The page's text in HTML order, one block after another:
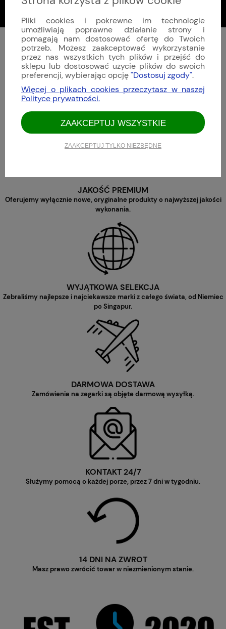
AUTORYZOWANY DEALER
Oficjalnie reprezentujemy w Polsce każdą ze sprzedawanych marek.
JAKOŚĆ PREMIUM
Oferujemy wyłącznie nowe, oryginalne produkty o najwyższej jakości
wykonania.
WYJĄTKOWA SELEKCJA
Zebraliśmy najlepsze i najciekawsze marki z całego świata, od Niemiec
po Singapur.
DARMOWA DOSTAWA
Zamówienia na zegarki są objęte darmową wysyłką.
KONTAKT 24/7
Służymy pomocą o każdej porze, przez 7 dni w tygodniu.
14 DNI NA ZWROT
Masz prawo zwrócić towar w niezmienionym stanie.
Pliki cookies i pokrewne im technologie
umożliwiają poprawne działanie strony i
pomagają nam dostosować ofertę do Twoich
potrzeb. Możesz zaakceptować wykorzystanie
przez nas wszystkich tych plików i przejść do
sklepu lub dostosować użycie plików do swoich
preferencji, wybierając opcję"Dostosuj zgody".
Więcej o plikach cookies przeczytasz w naszej
Polityce prywatności.
ZAAKCEPTUJ TYLKO NIEZBĘDNE
ZAAKCEPTUJ WSZYSTKIE